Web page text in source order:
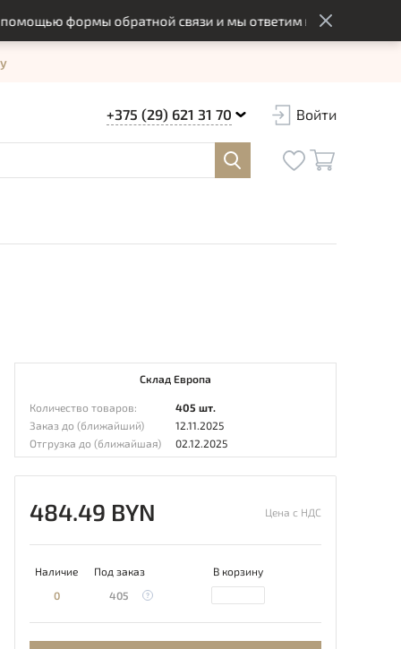
формы обратной связи и мы ответим вам в оптимальный
+375 (29) 621 31 70 Войти
Склад Европа
Количество товаров:
405 шт.
Заказ до (ближайший)
12.11.2025
Отгрузка до (ближайшая)
02.12.2025
484.49 BYN Цена с НДС
Наличие Под заказ
В корзину
0
405